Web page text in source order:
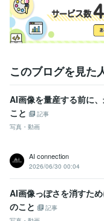
このブログを見た
AI画像を量産する前に
こと
記事
写真・動画
AI connection
2026/06/30 00:04
AI画像っぽさを消すた
のこと
記事